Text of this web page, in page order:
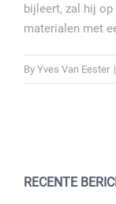
bijleert, zal hij
materialen met
By Yves Van Eester |
RECENTE